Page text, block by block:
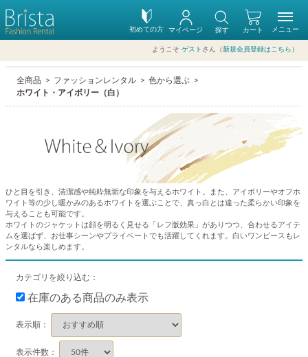
初めての方 カート
マイページ 探す
ようこそ ゲスト さん（新規会員登録はこちら ）
メニュー
全商品 ファッションレンタル
色から選ぶ
ホワイト・アイボリー（白）
ひと目を引き、清潔感や純粋無垢な印象を与えるホワイト。また、アイボリーやオフホ
ワイト等の少し暖かみのあるホワイトを選ぶことで、真っ白とは違った柔らかい印象を
与えることも可能です。
ホワイトのジャケットは顔を明るく見せる「レフ版効果」がありつつ、合わせるアイテ
ムを選ばず、お仕事シーンやプライベートでも活躍してくれます。白いワンピースもレ
ンタルなら楽しめます。
カテゴリを絞り込む：
在庫のある商品のみ表示
表示順：
表示件数：